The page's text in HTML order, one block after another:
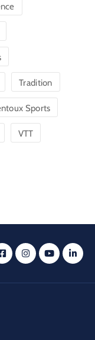
Tradition
Sports
VTT